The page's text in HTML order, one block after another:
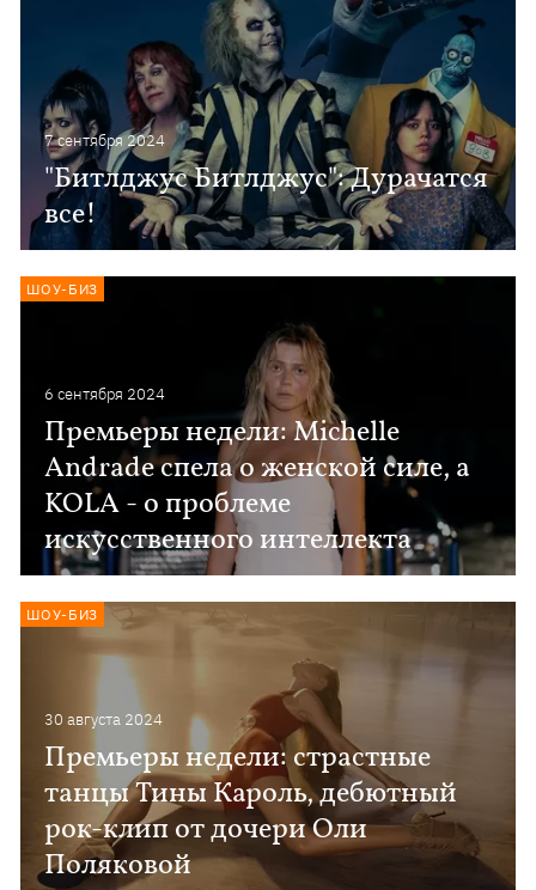
7 сентября 2024
"Битлджус Битлджус": Дурачатся
все!
6 сентября 2024
Премьеры недели: Michelle
Andrade спела о женской силе, а
KOLA - о проблеме
искусственного интеллекта
ШОУ-БИЗ
30 августа 2024
Премьеры недели: страстные
танцы Тины Кароль, дебютный
рок-клип от дочери Оли
Поляковой
ШОУ-БИЗ